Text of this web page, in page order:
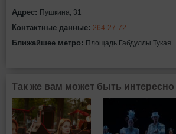
Адрес: Пушкина, 31
Контактные данные: 264-27-72
Ближайшее метро: Площадь Габдуллы Тукая
Так же вам может быть интересно